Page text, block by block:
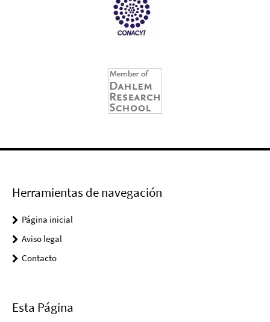
Herramientas de navegación
Página inicial
Aviso legal
Contacto
Esta Página